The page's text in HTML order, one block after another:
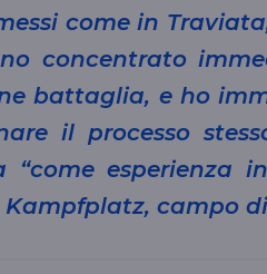
come in
concentrato
battaglia, e ho
il processo
“come esperienza
Kampfplatz, campo